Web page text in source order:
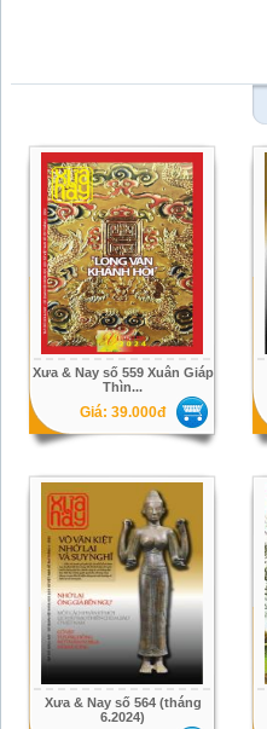
Xưa & Nay số 559 Xuân Giáp
Thìn...
Giá: 39.000đ
Xưa & Nay số 564 (tháng
6.2024)